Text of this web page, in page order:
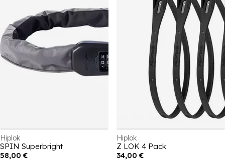
Hiplok
SPIN Superbright
58,00 €
Hiplok
Z LOK 4 Pack
34,00 €